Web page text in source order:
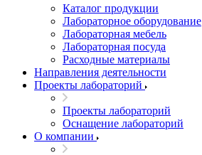
Каталог продукции
Лабораторное оборудование
Лабораторная мебель
Лабораторная посуда
Расходные материалы
Направления деятельности
Проекты лабораторий
Проекты лабораторий
Оснащение лабораторий
О компании